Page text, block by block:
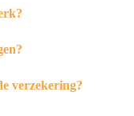
verzekering?